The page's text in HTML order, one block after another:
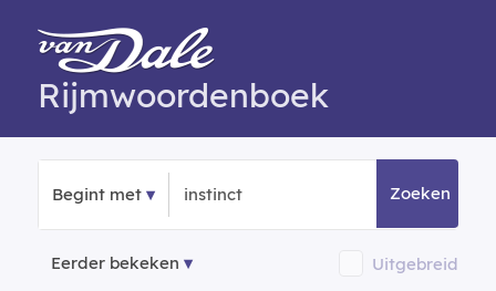
Rijmwoordenboek
Begint met Zoeken
Eerder bekeken Uitgebreid